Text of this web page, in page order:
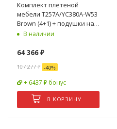
Комплект плетеной
мебели T257A/YC380A-W53
Brown (4+1) + подушки на
стульях
В наличии
64 366 ₽
107 277₽ -40%
+ 6437 ₽ бонус
В КОРЗИНУ